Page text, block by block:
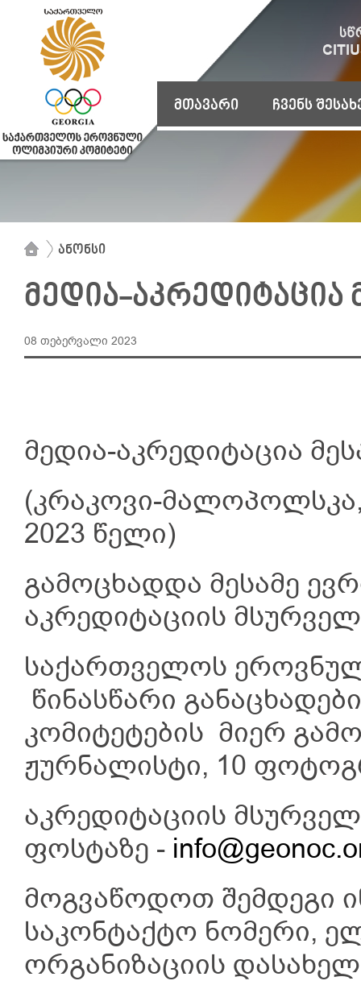
მთავარი ჩვენს
ანონსი
მედია-აკრედიტაცია
08 თებერვალი 2023
მედია-აკრედიტაცია
(კრაკოვი-
2023 წელი)
გამოცხადდა მესამე
აკრედიტაციის
საქართველოს
წინასწარი
კომიტეტების მიერ
ჟურნალისტი, 10
აკრედიტაციის
ფოსტაზე -
მოგვაწოდოთ შემდეგი
საკონტაქტო ნომერი,
ორგანიზაციის